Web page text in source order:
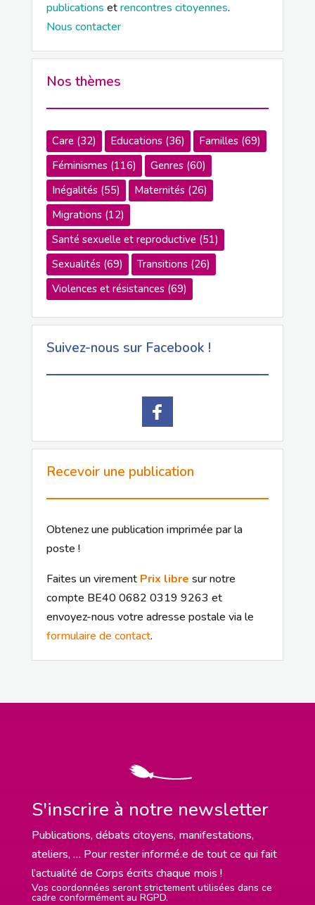
publications etrencontres citoyennes.
Nous contacter
Nos thèmes
Care(32) Educations(36) Familles(69)
Féminismes(116) Genres(60)
Inégalités(55) Maternités(26)
Migrations(12)
Santé sexuelle et reproductive(51)
Sexualités(69) Transitions(26)
Violences et résistances(69)
Suivez-nous sur Facebook !
Recevoir une publication
Obtenez une publication imprimée par la
poste !
Faites un virement Prix libre sur notre
compte BE40 0682 0319 9263 et
envoyez-nous votre adresse postale via le
formulaire de contact.
S'inscrire à notre newsletter
Publications, débats citoyens, manifestations,
ateliers, … Pour rester informé.e de tout ce qui fait
l’actualité de Corps écrits chaque mois !
Vos coordonnées seront strictement utilisées dans ce
cadre conformément au RGPD.